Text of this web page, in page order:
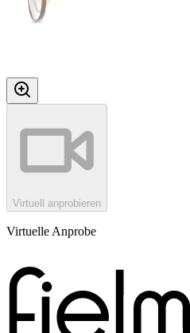
Virtuell anprobieren
Virtuelle Anprobe